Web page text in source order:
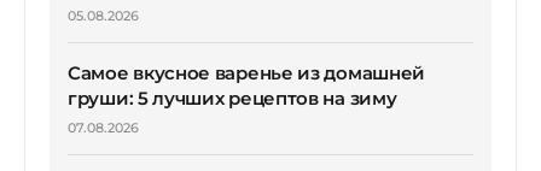
05.08.2026
Самое вкусное варенье из домашней
груши: 5 лучших рецептов на зиму
07.08.2026